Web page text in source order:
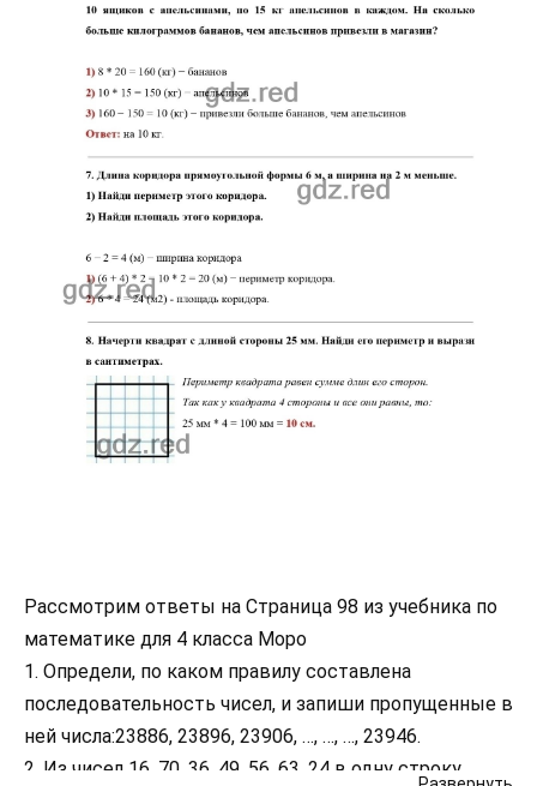
Рассмотрим ответы на Страница 98 из учебника по
математике для 4 класса Моро
1. Определи, по каком правилу составлена
последовательность чисел, и запиши пропущенные в
ней числа:23886, 23896, 23906, …, …, …, 23946.
2. Из чисел 16, 70, 36, 49, 56, 63, 24 в одну строку